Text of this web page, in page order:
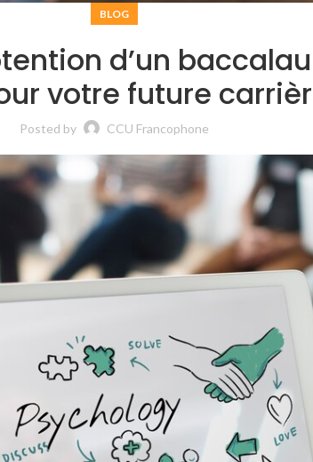
BLOG
d’un
votre future
Posted by CCU Francophone